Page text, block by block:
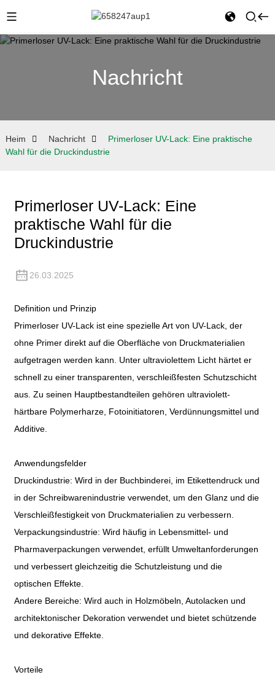
Nachricht
Heim Nachricht
Primerloser UV-Lack: Eine praktische
Wahl für die Druckindustrie
Primerloser UV-Lack: Eine
praktische Wahl für die
Druckindustrie
26.03.2025
Definition und Prinzip
Primerloser UV-Lack ist eine spezielle Art von UV-Lack, der
ohne Primer direkt auf die Oberfläche von Druckmaterialien
aufgetragen werden kann. Unter ultraviolettem Licht härtet er
schnell zu einer transparenten, verschleißfesten Schutzschicht
aus. Zu seinen Hauptbestandteilen gehören ultraviolett-
härtbare Polymerharze, Fotoinitiatoren, Verdünnungsmittel und
Additive.
Anwendungsfelder
Druckindustrie: Wird in der Buchbinderei, im Etikettendruck und
in der Schreibwarenindustrie verwendet, um den Glanz und die
Verschleißfestigkeit von Druckmaterialien zu verbessern.
Verpackungsindustrie: Wird häufig in Lebensmittel- und
Pharmaverpackungen verwendet, erfüllt Umweltanforderungen
und verbessert gleichzeitig die Schutzleistung und die
optischen Effekte.
Andere Bereiche: Wird auch in Holzmöbeln, Autolacken und
architektonischer Dekoration verwendet und bietet schützende
und dekorative Effekte.
Vorteile